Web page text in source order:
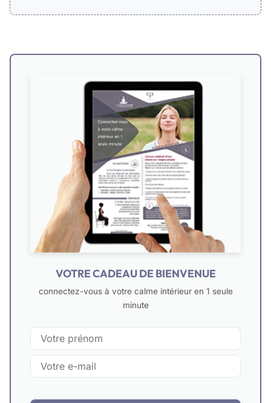
VOTRE CADEAU DE BIENVENUE
connectez-vous à votre calme intérieur en 1 seule
minute